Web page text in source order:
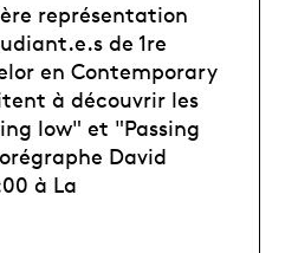
représentation
de 1re
en Contemporary
à découvrir les
low" et "Passing
David
à La